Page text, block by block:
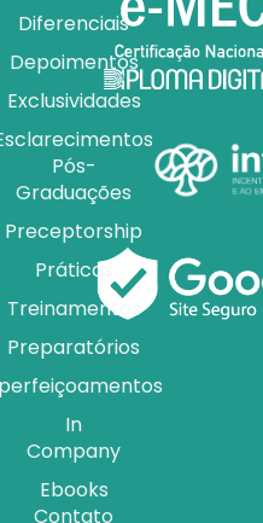
Diferenciais
Depoimentos
Exclusividades
Pós-
Graduações
Preceptorship
Práticas
Treinamentos
Preparatórios
In
Company
Ebooks
Contato